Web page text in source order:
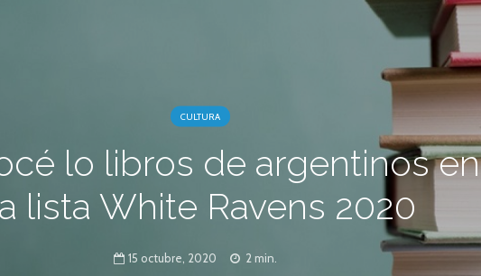
CULTURA
lo libros de argentinos en
lista White Ravens 2020
15 octubre, 2020 2 min.